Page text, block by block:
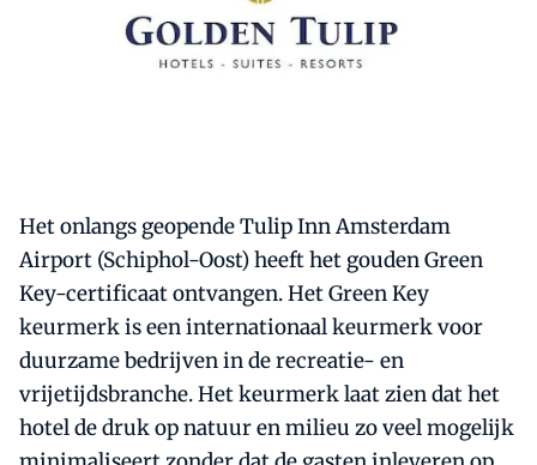
Het onlangs geopende Tulip Inn Amsterdam
Airport (Schiphol-Oost) heeft het gouden Green
Key-certificaat ontvangen. Het Green Key
keurmerk is een internationaal keurmerk voor
duurzame bedrijven in de recreatie- en
vrijetijdsbranche. Het keurmerk laat zien dat het
hotel de druk op natuur en milieu zo veel mogelijk